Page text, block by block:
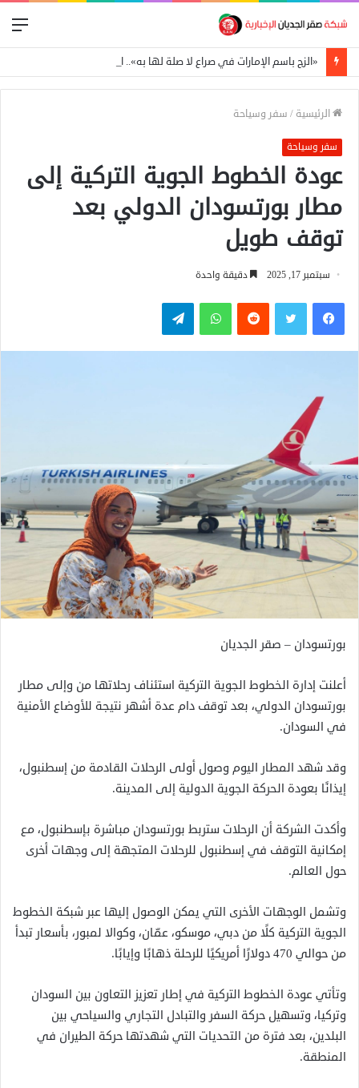
الرئيسية / سفر وسياحة
سفر وسياحة
عودة الخطوط الجوية التركية إلى
مطار بورتسودان الدولي بعد
توقف طويل
سبتمبر 17, 2025 دقيقة واحدة
فيسبوكتويتر واتساب تيلقرام
بورتسودان – صقر الجديان
أعلنت إدارة الخطوط الجوية التركية استئناف رحلاتها من وإلى مطار
بورتسودان الدولي، بعد توقف دام عدة أشهر نتيجة للأوضاع الأمنية
في السودان.
وقد شهد المطار اليوم وصول أولى الرحلات القادمة من إسطنبول،
إيذانًا بعودة الحركة الجوية الدولية إلى المدينة.
وأكدت الشركة أن الرحلات ستربط بورتسودان مباشرة بإسطنبول، مع
إمكانية التوقف في إسطنبول للرحلات المتجهة إلى وجهات أخرى
حول العالم.
وتشمل الوجهات الأخرى التي يمكن الوصول إليها عبر شبكة الخطوط
الجوية التركية كلًا من دبي، موسكو، عمّان، وكوالا لمبور، بأسعار تبدأ
من حوالي 470 دولارًا أمريكيًا للرحلة ذهابًا وإيابًا.
وتأتي عودة الخطوط التركية في إطار تعزيز التعاون بين السودان
وتركيا، وتسهيل حركة السفر والتبادل التجاري والسياحي بين
البلدين، بعد فترة من التحديات التي شهدتها حركة الطيران في
المنطقة.